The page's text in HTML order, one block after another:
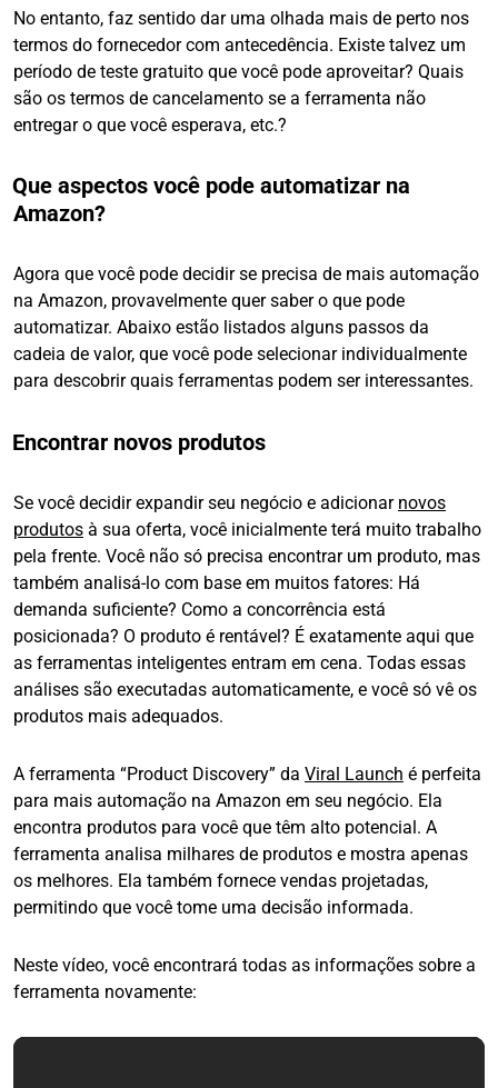
No entanto, faz sentido dar uma olhada mais de perto nos
termos do fornecedor com antecedência. Existe talvez um
período de teste gratuito que você pode aproveitar? Quais
são os termos de cancelamento se a ferramenta não
entregar o que você esperava, etc.?
Que aspectos você pode automatizar na
Amazon?
Agora que você pode decidir se precisa de mais automação
na Amazon, provavelmente quer saber o que pode
automatizar. Abaixo estão listados alguns passos da
cadeia de valor, que você pode selecionar individualmente
para descobrir quais ferramentas podem ser interessantes.
Encontrar novos produtos
Se você decidir expandir seu negócio e adicionar novos
produtos à sua oferta, você inicialmente terá muito trabalho
pela frente. Você não só precisa encontrar um produto, mas
também analisá-lo com base em muitos fatores: Há
demanda suficiente? Como a concorrência está
posicionada? O produto é rentável? É exatamente aqui que
as ferramentas inteligentes entram em cena. Todas essas
análises são executadas automaticamente, e você só vê os
produtos mais adequados.
A ferramenta “Product Discovery” da Viral Launch é perfeita
para mais automação na Amazon em seu negócio. Ela
encontra produtos para você que têm alto potencial. A
ferramenta analisa milhares de produtos e mostra apenas
os melhores. Ela também fornece vendas projetadas,
permitindo que você tome uma decisão informada.
Neste vídeo, você encontrará todas as informações sobre a
ferramenta novamente: